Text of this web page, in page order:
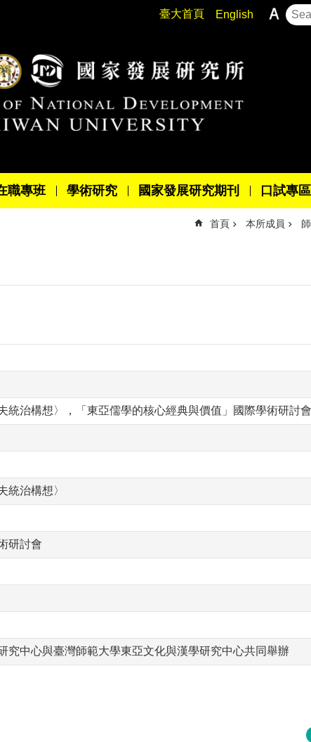
臺大首頁 English
職專班 學術研究 國家發展研究期刊 口試專區
首頁 本所成員
治構想〉，「東亞儒學的核心經典與價值」國際學術研討
治構想〉
研討會
究中心與臺灣師範大學東亞文化與漢學研究中心共同舉辦